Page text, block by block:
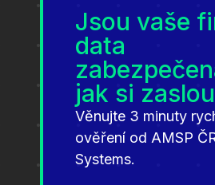
Jsou vaše
data
jak si
Věnujte 3 minuty
ověření od AMSP
Systems.